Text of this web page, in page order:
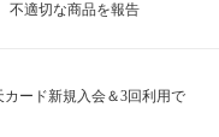
不適切な商品を報告
カード新規入会＆3回利用で